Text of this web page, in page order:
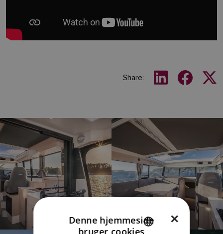
Share:
×
Denne hjemmeside
bruger cookies